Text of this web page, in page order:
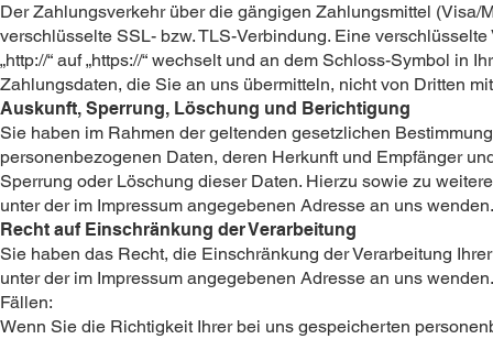
Der Zahlungsverkehr über die gängigen Zahlungsmittel
verschlüsselte SSL- bzw. TLS-Verbindung. Eine
„http://“ auf „https://“ wechselt und an dem Schloss-Symbol
Zahlungsdaten, die Sie an uns übermitteln, nicht von Dritten
Auskunft, Sperrung, Löschung und Berichtigung
Sie haben im Rahmen der geltenden gesetzlichen
personenbezogenen Daten, deren Herkunft und Empfänger
Sperrung oder Löschung dieser Daten. Hierzu sowie zu
unter der im Impressum angegebenen Adresse an uns wenden.
Recht auf Einschränkung der Verarbeitung
Sie haben das Recht, die Einschränkung der Verarbeitung
unter der im Impressum angegebenen Adresse an uns
Fällen:
Wenn Sie die Richtigkeit Ihrer bei uns gespeicherten